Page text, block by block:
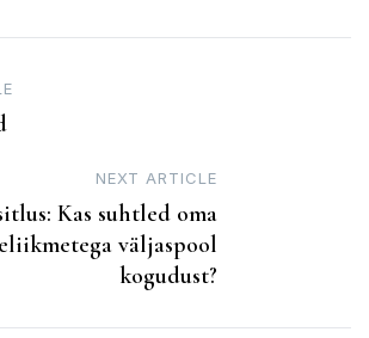
NEXT ARTICLE
Kas suhtled oma
väljaspool
kogudust?